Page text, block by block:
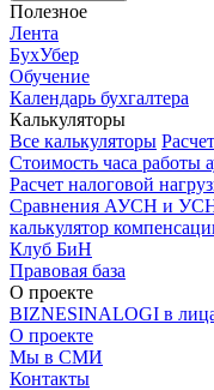
Полезное
Лента
БухУбер
Обучение
Календарь бухгалтера
Калькуляторы
Все калькуляторы
Стоимость часа работы
Расчет налоговой
Сравнения АУСН и
калькулятор
Клуб БиН
Правовая база
О проекте
BIZNESINALOGI в
О проекте
Мы в СМИ
Контакты